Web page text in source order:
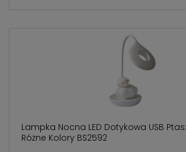
Lampka Nocna LED Dotykowa USB
Różne Kolory BS2592